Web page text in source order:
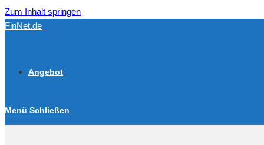
Zum Inhalt springen
FinNet.de
Angebot
Menü Schließen